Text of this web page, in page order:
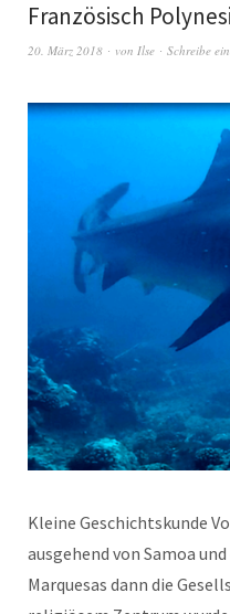
Französisch
20. März 2018 von Ilse Schreibe
Kleine Geschichtskunde
ausgehend von Samoa
Marquesas dann die